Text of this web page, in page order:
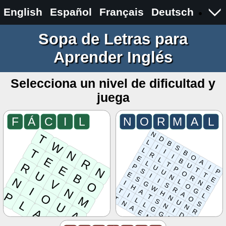
English Español Français Deutsch
Sopa de Letras para
Aprender Inglés
Selecciona un nivel de dificultad y
juega
T
T
R
N
P
W
E
U
I
L
N
E
V
O
A
R
B
N
U
N
O
M
A
F Á C I L
N
L
L
E
P
E
I
T
T
D
I
R
L
S
S
H
I
N
B
I
L
U
I
G
A
L
A
S
I
T
U
I
W
T
L
E
B
B
P
N
S
H
S
G
M
O
U
O
L
R
N
N
G
B
A
T
R
O
A
U
I
E
I
T
N
G
O
N
D
P
E
E
L
S
R
E
N O R M A L